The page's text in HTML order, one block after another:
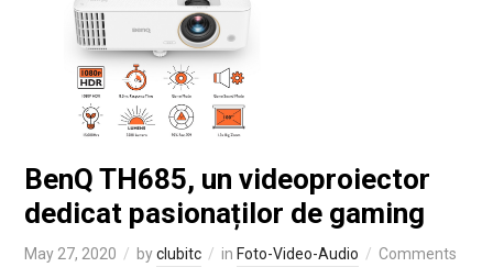
BenQ TH685, un videoproiector
dedicat pasionaților de gaming
May 27, 2020 byclubitc in Foto-Video-Audio
Comments